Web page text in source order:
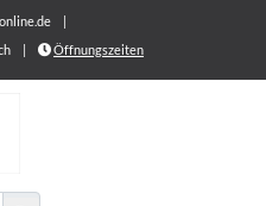
|
| Öffnungszeiten